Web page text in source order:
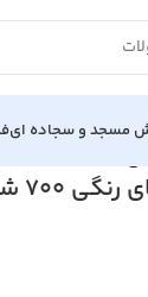
مسجد و سجاده ای
4005090